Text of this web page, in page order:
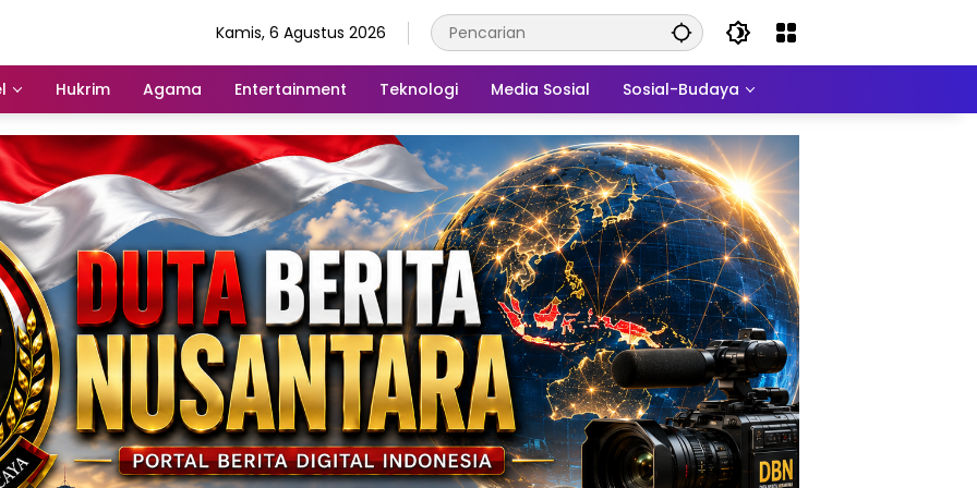
Kamis, 6 Agustus 2026
Hukrim Agama Entertainment Teknologi Media Sosial Sosial-Budaya